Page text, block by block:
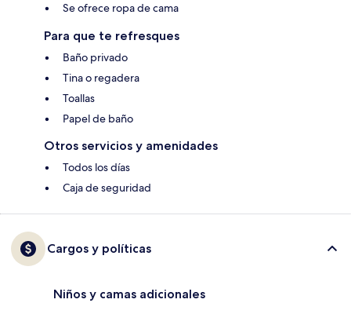
Se ofrece ropa de cama
Para que te refresques
Baño privado
Tina o regadera
Toallas
Papel de baño
Otros servicios y amenidades
Todos los días
Caja de seguridad
Cargos y políticas
Niños y camas adicionales